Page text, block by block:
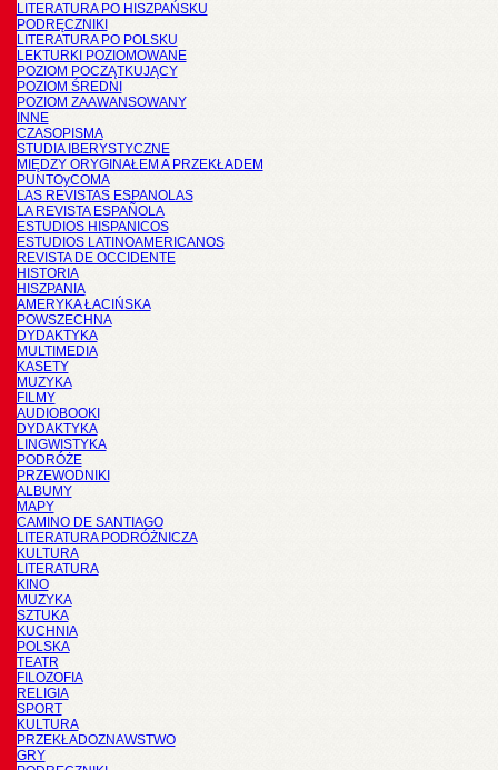
LITERATURA PO HISZPAŃSKU
PODRĘCZNIKI
LITERATURA PO POLSKU
LEKTURKI POZIOMOWANE
POZIOM POCZĄTKUJĄCY
POZIOM ŚREDNI
POZIOM ZAAWANSOWANY
INNE
CZASOPISMA
STUDIA IBERYSTYCZNE
MIĘDZY ORYGINAŁEM A PRZEKŁADEM
PUNTOyCOMA
LAS REVISTAS ESPANOLAS
LA REVISTA ESPAÑOLA
ESTUDIOS HISPANICOS
ESTUDIOS LATINOAMERICANOS
REVISTA DE OCCIDENTE
HISTORIA
HISZPANIA
AMERYKA ŁACIŃSKA
POWSZECHNA
DYDAKTYKA
MULTIMEDIA
KASETY
MUZYKA
FILMY
AUDIOBOOKI
DYDAKTYKA
LINGWISTYKA
PODRÓŻE
PRZEWODNIKI
ALBUMY
MAPY
CAMINO DE SANTIAGO
LITERATURA PODRÓŻNICZA
KULTURA
LITERATURA
KINO
MUZYKA
SZTUKA
KUCHNIA
POLSKA
TEATR
FILOZOFIA
RELIGIA
SPORT
KULTURA
PRZEKŁADOZNAWSTWO
GRY